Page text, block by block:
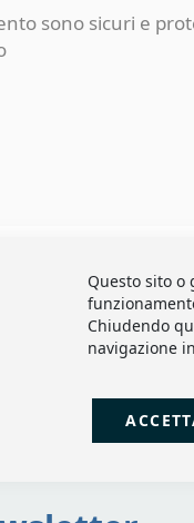
sono sicuri e
Questo sito o
Chiudendo
navigazione